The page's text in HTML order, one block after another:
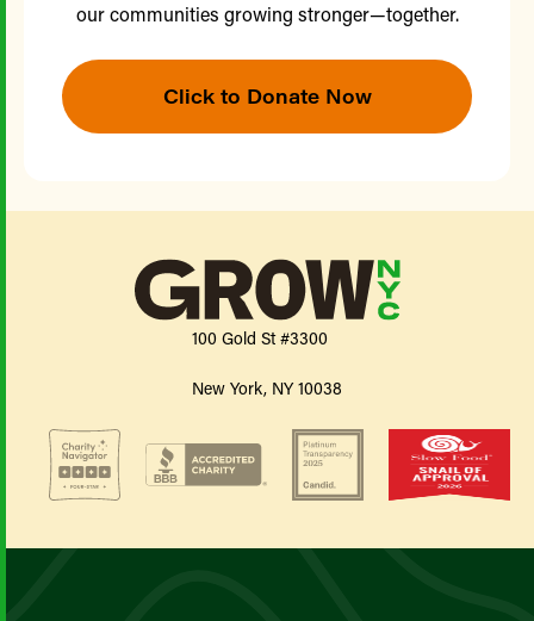
our communities growing stronger—together.
Click to Donate Now
100 Gold St #3300
New York, NY 10038